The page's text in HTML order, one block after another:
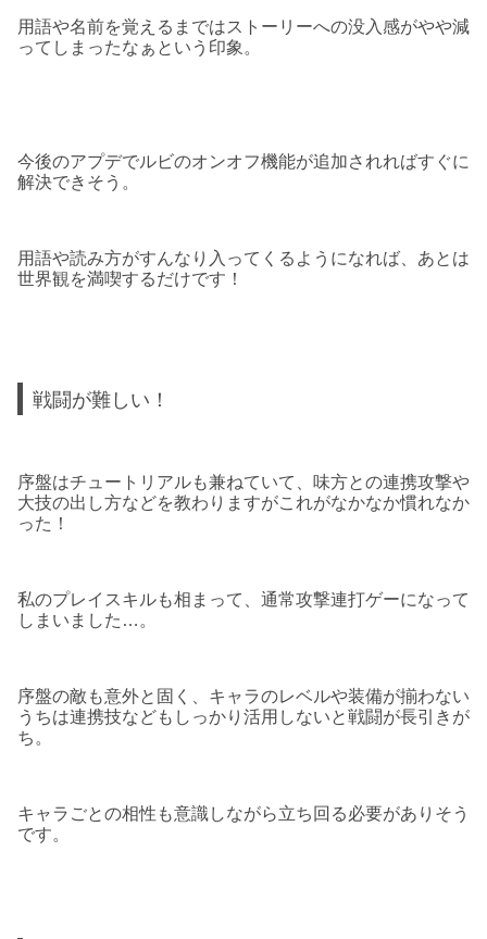
用語や名前を覚えるまではストーリーへの没入感がやや減
ってしまったなぁという印象。
今後のアプデでルビのオンオフ機能が追加されればすぐに
解決できそう。
用語や読み方がすんなり入ってくるようになれば、あとは
世界観を満喫するだけです！
戦闘が難しい！
序盤はチュートリアルも兼ねていて、味方との連携攻撃や
大技の出し方などを教わりますがこれがなかなか慣れなか
った！
私のプレイスキルも相まって、通常攻撃連打ゲーになって
しまいました…。
序盤の敵も意外と固く、キャラのレベルや装備が揃わない
うちは連携技などもしっかり活用しないと戦闘が長引きが
ち。
キャラごとの相性も意識しながら立ち回る必要がありそう
です。